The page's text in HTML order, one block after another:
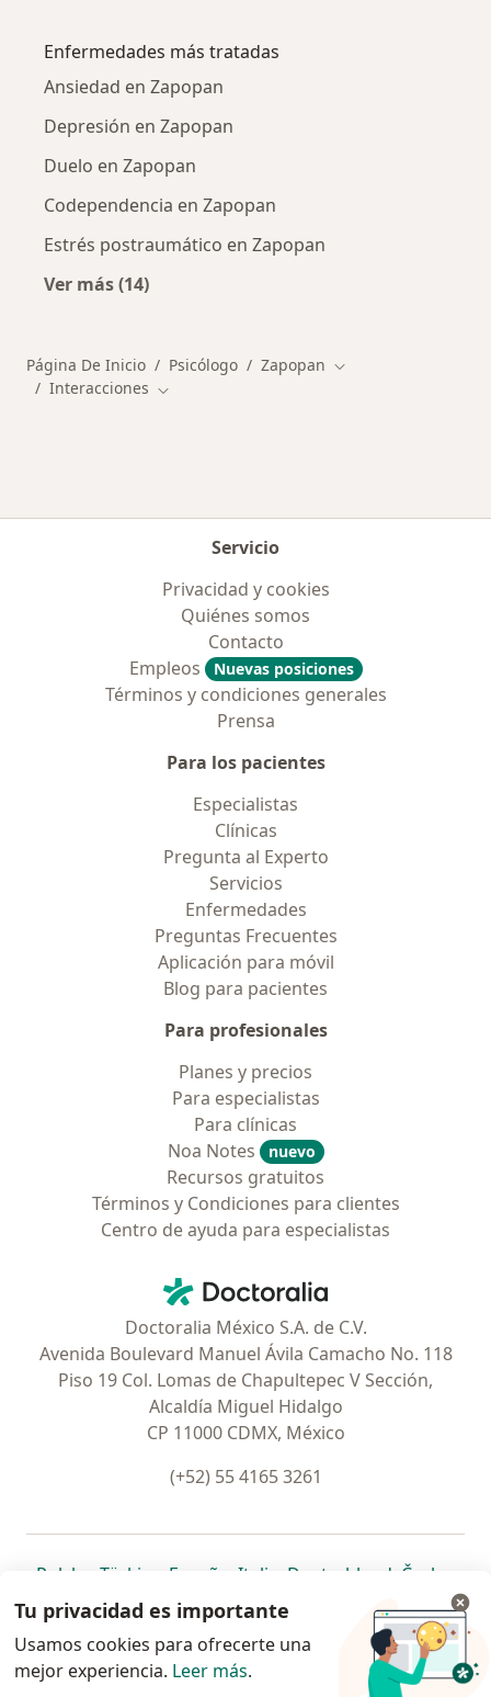
Enfermedades más tratadas
Ansiedad en Zapopan
Depresión en Zapopan
Duelo en Zapopan
Codependencia en Zapopan
Estrés postraumático en Zapopan
Ver más (14)
Página De Inicio Psicólogo Zapopan Cambiar de ciudad
Interacciones Cambiar de ciudad
Servicio
Privacidad y cookies
Quiénes somos
Contacto
Empleos
Nuevas posiciones
Términos y condiciones generales
Prensa
Para los pacientes
Especialistas
Clínicas
Pregunta al Experto
Servicios
Enfermedades
Preguntas Frecuentes
Aplicación para móvil
Blog para pacientes
Para profesionales
Planes y precios
Para especialistas
Para clínicas
Noa Notes
nuevo
Recursos gratuitos
Términos y Condiciones para clientes
Centro de ayuda para especialistas
Doctoralia - Página de inicio
Doctoralia México S.A. de C.V.
Avenida Boulevard Manuel Ávila Camacho No. 118
Piso 19 Col. Lomas de Chapultepec V Sección,
Alcaldía Miguel Hidalgo
CP 11000 CDMX, México
(+52) 55 4165 3261
Polska se abre en una nueva pestaña
Türkiye se abre en una nueva pestaña
España se abre en una nueva pestaña
Italia se abre en una nueva
Deutschlandse abre en
Česko
Portugal
se abre en una nueva pestaña
México se abre en una nueva pestaña
Chile se abre en una nueva pestaña
Brasil se abre en una nueva
se abre en
se
se abre en una nueva
www.doctoralia.com.mx © 2026 - Encuentra tu
Tu privacidad es importante
Usamos cookies para ofrecerte una
mejor experiencia. Leer más.